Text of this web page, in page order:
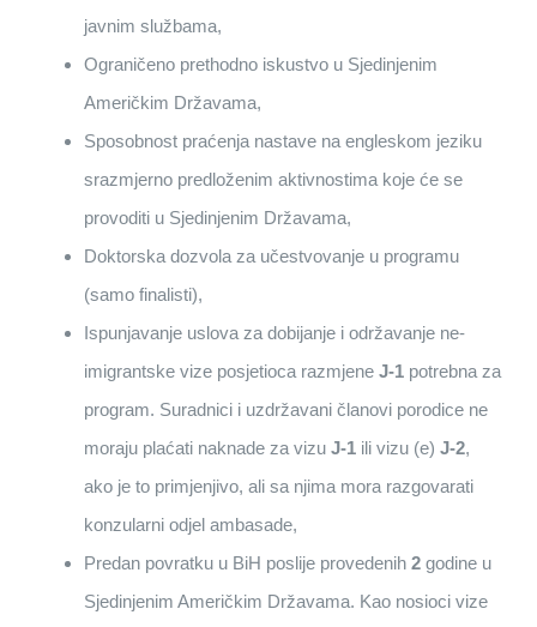
javnim službama,
Ograničeno prethodno iskustvo u Sjedinjenim
Američkim Državama,
Sposobnost praćenja nastave na engleskom jeziku
srazmjerno predloženim aktivnostima koje će se
provoditi u Sjedinjenim Državama,
Doktorska dozvola za učestvovanje u programu
(samo finalisti),
Ispunjavanje uslova za dobijanje i održavanje ne-
imigrantske vize posjetioca razmjene J-1 potrebna za
program. Suradnici i uzdržavani članovi porodice ne
moraju plaćati naknade za vizu J-1 ili vizu (e) J-2,
ako je to primjenjivo, ali sa njima mora razgovarati
konzularni odjel ambasade,
Predan povratku u BiH poslije provedenih 2 godine u
Sjedinjenim Američkim Državama. Kao nosioci vize